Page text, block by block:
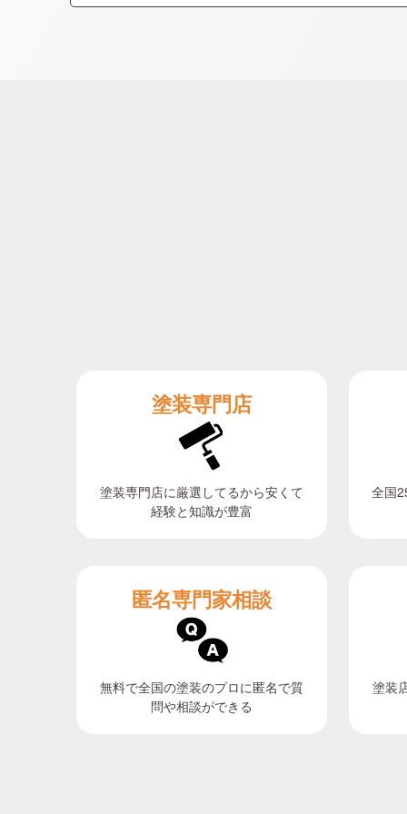
塗装専門店
塗装専門店に厳選してるから安くて
経験と知識が豊富
全国
匿名専門家相談
無料で全国の塗装のプロに匿名で質
問や相談ができる
塗装